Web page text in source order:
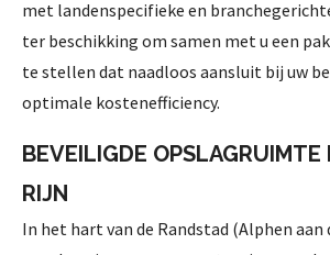
met landenspecifieke en
ter beschikking om samen met u een
te stellen dat naadloos aansluit bij uw
optimale kostenefficiency.
BEVEILIGDE
RIJN
In het hart van de Randstad (Alphen aan